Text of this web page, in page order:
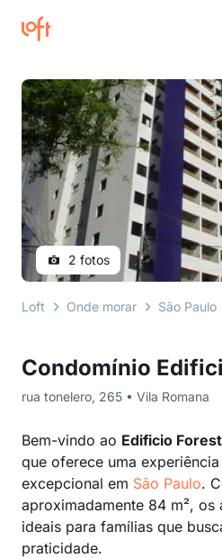
Condomínio
rua tonelero, 265 • Vila Romana
Bem-vindo ao Edificio
que oferece uma
excepcional em São Paulo.
aproximadamente 84 m², os
ideais para famílias que
praticidade.
2 fotos
Loft Onde morar São Paulo